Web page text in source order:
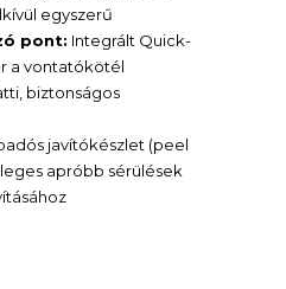
egyszerű
pont: Integrált Quick-
a vontatókötél
biztonságos
javítókészlet (peel
apróbb sérülések